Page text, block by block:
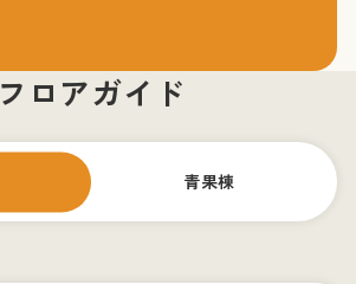
フロアガイド
青果棟